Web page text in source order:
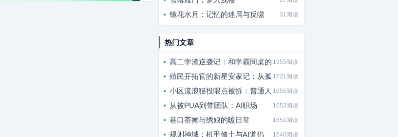
镜花水月：记忆的迷局与反噬 31阅读
热门文章
高二学渣逆袭记：和学霸同桌的 1955阅读
殖民开拓官的新星安家记：从孤 1721阅读
小区流浪猫投喂点被拆：普通人 1655阅读
从被PUA到带团队：AI职场 1653阅读
巷口茶摊与绣娘的暖日常 1651阅读
规则神域：机甲修士与AI道侣 1640阅读